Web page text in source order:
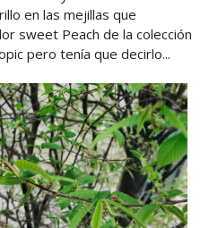
en las mejillas que
sweet Peach de la colección
pero tenía que decirlo...